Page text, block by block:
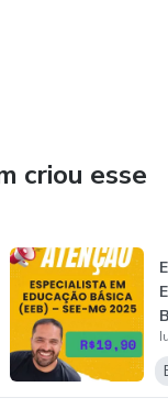
aprovação.
se estivesse
a treinar hoje
criou esse